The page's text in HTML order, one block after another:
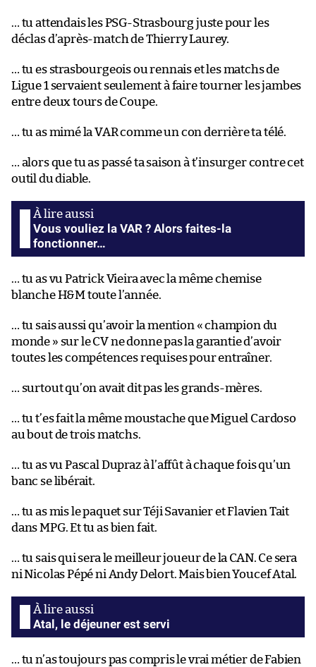
… tu attendais les PSG-Strasbourg juste pour les
déclas d’après-match de Thierry Laurey.
… tu es strasbourgeois ou rennais et les matchs de
Ligue 1 servaient seulement à faire tourner les jambes
entre deux tours de Coupe.
… tu as mimé la VAR comme un con derrière ta télé.
… alors que tu as passé ta saison à t’insurger contre cet
outil du diable.
Vous vouliez la VAR ? Alors faites-la
fonctionner…
… tu as vu Patrick Vieira avec la même chemise
blanche H&M toute l’année.
… tu sais aussi qu’avoir la mention « champion du
monde » sur le CV ne donne pas la garantie d’avoir
toutes les compétences requises pour entraîner.
… surtout qu’on avait dit pas les grands-mères.
… tu t’es fait la même moustache que Miguel Cardoso
au bout de trois matchs.
… tu as vu Pascal Dupraz à l’affût à chaque fois qu’un
banc se libérait.
… tu as mis le paquet sur Téji Savanier et Flavien Tait
dans MPG. Et tu as bien fait.
… tu sais qui sera le meilleur joueur de la CAN. Ce sera
ni Nicolas Pépé ni Andy Delort. Mais bien Youcef Atal.
Atal, le déjeuner est servi
… tu n’as toujours pas compris le vrai métier de Fabien